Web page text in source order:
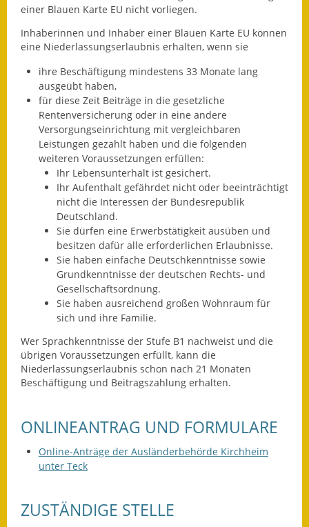
Landesstraße
Ausweichfahrplan
Buslinie 168
Stellenausschreibungen
Zahlen und Fakten
Rathaus
Bauhof Notzingen
Behördenadressen
Beratungsstellen im
Dienstleistungen
Fundbehörde
Gemeinderat
Sitzungsberichte 2016
einer Blauen Karte EU nicht vorliegen.
Inhaberinnen und Inhaber einer Blauen Karte EU können
eine Niederlassungserlaubnis erhalten, wenn sie
ihre Beschäftigung mindestens 33 Monate lang
ausgeübt haben,
für diese Zeit Beiträge in die gesetzliche
Rentenversicherung oder in eine andere
Versorgungseinrichtung mit vergleichbaren
Leistungen gezahlt haben und die folgenden
weiteren Voraussetzungen erfüllen:
Ihr Lebensunterhalt ist gesichert.
Ihr Aufenthalt gefährdet nicht oder beeinträchtigt
nicht die Interessen der Bundesrepublik
Deutschland.
Sie dürfen eine Erwerbstätigkeit ausüben und
besitzen dafür alle erforderlichen Erlaubnisse.
Sie haben einfache Deutschkenntnisse sowie
Grundkenntnisse der deutschen Rechts- und
Gesellschaftsordnung.
Sie haben ausreichend großen Wohnraum für
sich und ihre Familie.
Wer Sprachkenntnisse der Stufe B1 nachweist und die
übrigen Voraussetzungen erfüllt, kann die
Niederlassungserlaubnis schon nach 21 Monaten
Beschäftigung und Beitragszahlung erhalten.
ONLINEANTRAG UND FORMULARE
Online-Anträge der Ausländerbehörde Kirchheim
unter Teck
ZUSTÄNDIGE STELLE